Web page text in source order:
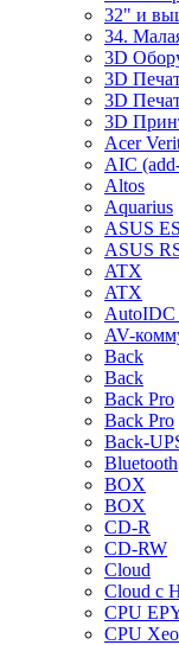
32" и
34.
3D
3D
3D
3D
Acer
AIC
Altos
Aquarius
ASUS
ASUS
ATX
ATX
AutoIDC
AV-
Back
Back
Back Pro
Back Pro
Back-
Bluetooth
BOX
BOX
CD-R
CD-RW
Cloud
Cloud с
CPU
CPU